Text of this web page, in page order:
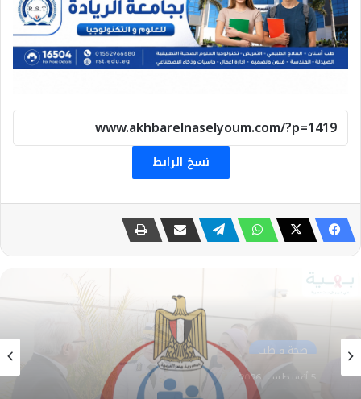
نسخ الرابط
صحة و طب
«الصحة» ترصد الحالة الصحية المرتبطة بالهزة